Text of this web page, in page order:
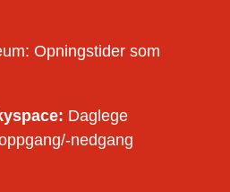
Opningstider som
Daglege
nedgang